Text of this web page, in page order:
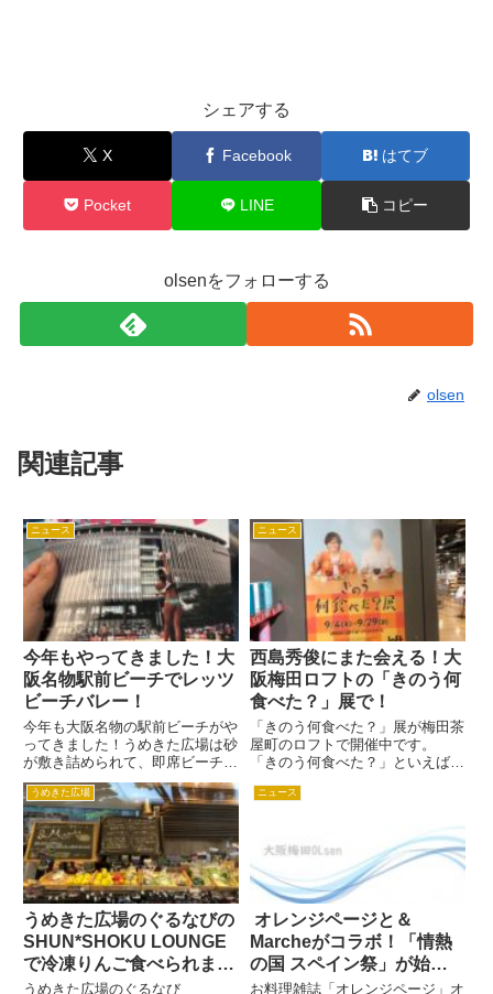
シェアする
X Facebook はてブ
Pocket LINE コピー
olsenをフォローする
olsen
関連記事
ニュース
今年もやってきました！大
阪名物駅前ビーチでレッツ
ビーチバレー！
今年も大阪名物の駅前ビーチがや
ってきました！うめきた広場は砂
が敷き詰められて、即席ビーチが
作られます。 大阪のビル群を見
ながらのビーチバレー観戦は中は
とても不思議な気分が味わえます
よ。 ビーチバレーなんて見たこ
とない！って人はこれを機にビ
ー...
ニュース
西島秀俊にまた会える！大
阪梅田ロフトの「きのう何
食べた？」展で！
「きのう何食べた？」展が梅田茶
屋町のロフトで開催中です。
「きのう何食べた？」といえば、
りましたよね。 毎週おいしそう
人も少なくないはず。 ドラマ...
うめきた広場
うめきた広場のぐるなびの
SHUN*SHOKU LOUNGE
で冷凍りんご食べられま
す！
うめきた広場のぐるなび
ニュース
オレンジページと＆
Marcheがコラボ！「情熱
の国 スペイン祭」が始ま
るよ！
お料理雑誌「オレンジページ」オ